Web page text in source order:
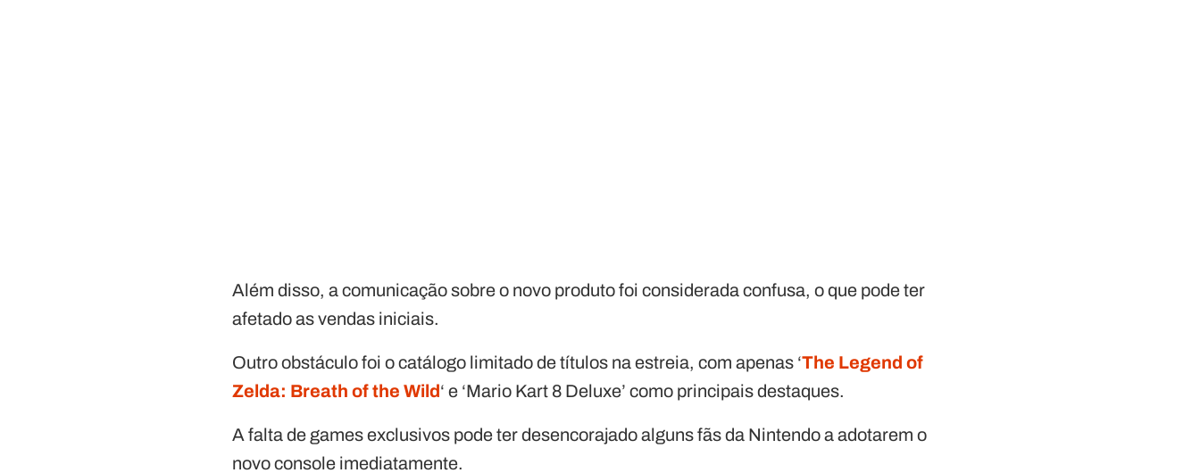
Além disso, a comunicação sobre o novo produto foi considerada confusa, o que pode ter
afetado as vendas iniciais.
Outro obstáculo foi o catálogo limitado de títulos na estreia, com apenas ‘The Legend of
Zelda: Breath of the Wild‘ e ‘Mario Kart 8 Deluxe’ como principais destaques.
A falta de games exclusivos pode ter desencorajado alguns fãs da Nintendo a adotarem o
novo console imediatamente.